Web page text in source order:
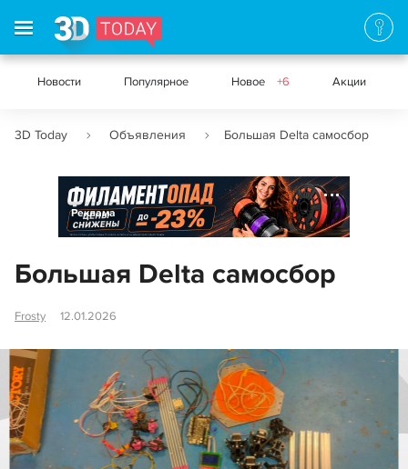
Новости Популярное Новое +6 Акции
3D Today Объявления Большая Delta самосбор
Реклама
Большая Delta самосбор
Frosty 12.01.2026